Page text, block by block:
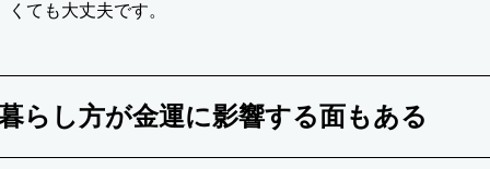
くても大丈夫です。
らし方が金運に影響する面もある